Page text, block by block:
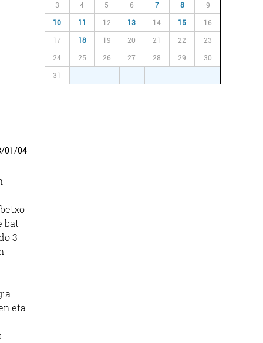
/01/04
bat
3
eta
3 4 5 6 7 8 9
10 11 12 13 14 15 16
17 18 19 20 21 22 23
24 25 26 27 28 29 30
31